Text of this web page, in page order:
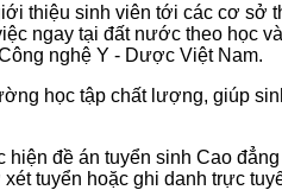
thiệu sinh viên tới các cơ sở
ngay tại đất nước theo học
nghệ Y - Dược Việt Nam.
học tập chất lượng, giúp
đề án tuyển sinh Cao
tuyển hoặc ghi danh trực